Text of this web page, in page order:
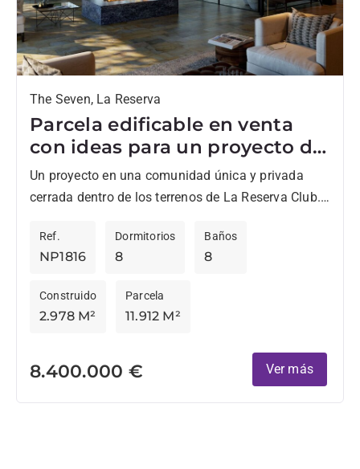
The Seven, La Reserva
Parcela edificable en venta
con ideas para un proyecto de
una villa del arquitecto Jan
Jensen
Un proyecto en una comunidad única y privada
cerrada dentro de los terrenos de La Reserva Club.
amplio alojamiento...
NP1816
Ref.
8
Dormitorios
8
Baños
2.978 M²
Construido
11.912 M²
Parcela
8.400.000 € Ver más